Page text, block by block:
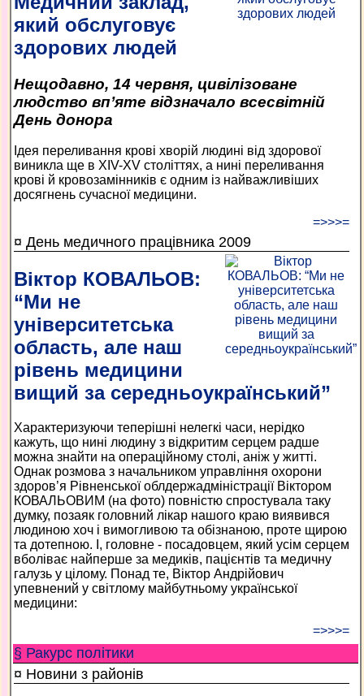
який обслуговує
здорових людей
Нещодавно, 14 червня, цивілізоване
людство вп’яте відзначало всесвітній
День донора
Ідея переливання крові хворій людині від здорової
виникла ще в XIV-XV століттях, а нині переливання
крові й кровозамінників є одним із найважливіших
досягнень сучасної медицини.
=>>>=
¤ День медичного працівника 2009
Віктор КОВАЛЬОВ:
“Ми не
університетська
область, але наш
рівень медицини
вищий за середньоукраїнський”
Характеризуючи теперішні нелегкі часи, нерідко
кажуть, що нині людину з відкритим серцем радше
можна знайти на операційному столі, аніж у житті.
Однак розмова з начальником управління охорони
здоров’я Рівненської облдержадміністрації Віктором
КОВАЛЬОВИМ (на фото) повністю спростувала таку
думку, позаяк головний лікар нашого краю виявився
людиною хоч і вимогливою та обізнаною, проте щирою
та дотепною. І, головне - посадовцем, який усім серцем
вболіває найперше за медиків, пацієнтів та медичну
галузь у цілому. Понад те, Віктор Андрійович
упевнений у світлому майбутньому української
медицини:
=>>>=
§ Ракурс політики
¤ Новини з районів